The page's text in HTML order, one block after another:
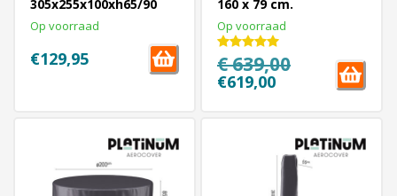
305x255x100xh65/90
cm. - Rechts
Op voorraad
€129,95
160 x 79 cm.
Op voorraad
€ 639,00
€619,00